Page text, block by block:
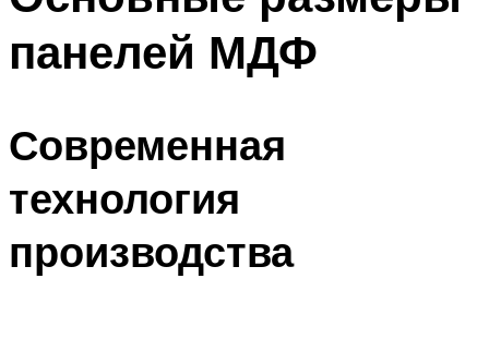
панелей МДФ
Современная
технология
производства